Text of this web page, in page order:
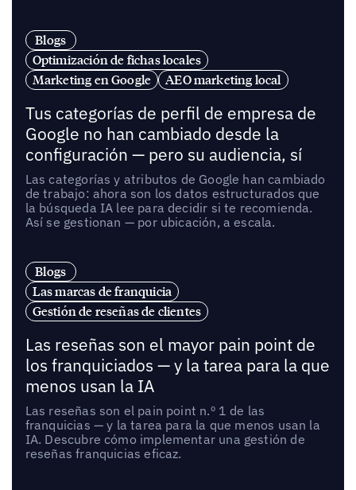
Blogs
Optimización de fichas locales
Marketing en Google
AEO marketing local
Tus categorías de perfil de empresa de
Google no han cambiado desde la
configuración — pero su audiencia, sí
Las categorías y atributos de Google han cambiado
de trabajo: ahora son los datos estructurados que
la búsqueda IA lee para decidir si te recomienda.
Así se gestionan — por ubicación, a escala.
Blogs
Las marcas de franquicia
Gestión de reseñas de clientes
Las reseñas son el mayor pain point de
los franquiciados — y la tarea para la que
menos usan la IA
Las reseñas son el pain point n.º 1 de las
franquicias — y la tarea para la que menos usan la
IA. Descubre cómo implementar una gestión de
reseñas franquicias eficaz.